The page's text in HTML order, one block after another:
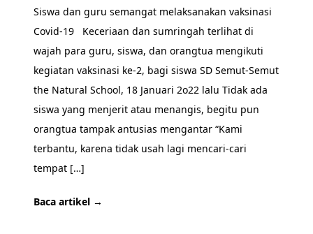
Siswa dan guru semangat melaksanakan vaksinasi
Covid-19 Keceriaan dan sumringah terlihat di
wajah para guru, siswa, dan orangtua mengikuti
kegiatan vaksinasi ke-2, bagi siswa SD Semut-Semut
the Natural School, 18 Januari 2o22 lalu Tidak ada
siswa yang menjerit atau menangis, begitu pun
orangtua tampak antusias mengantar “Kami
terbantu, karena tidak usah lagi mencari-cari
tempat […]
Baca artikel →